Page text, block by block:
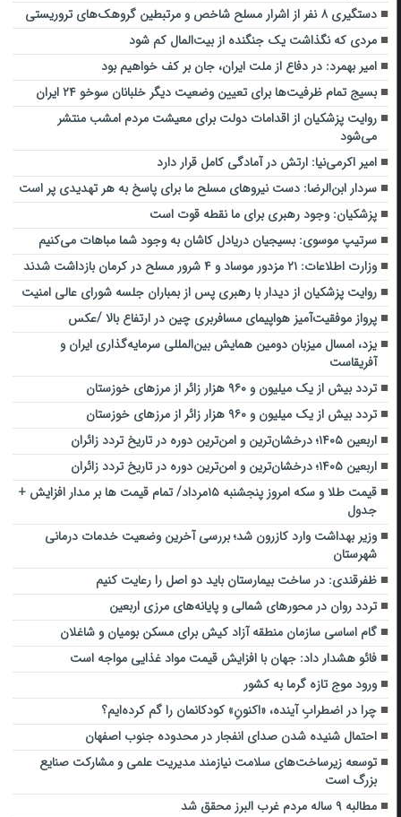
دستگیری ۸ نفر از اشرار مسلح شاخص و مرتبطین گروهک‌های تروریستی
مردی که نگذاشت یک جنگنده از بیت‌المال کم شود
امیر بهمرد: در دفاع از ملت ایران، جان بر کف خواهیم بود
بسیج تمام ظرفیت‌ها برای تعیین وضعیت دیگر خلبانان سوخو ۲۴ ایران
روایت پزشکیان از اقدامات دولت برای معیشت مردم امشب منتشر
می‌شود
امیر اکرمی‌نیا: ارتش در آمادگی کامل قرار دارد
سردار ابن‌الرضا: دست نیروهای مسلح ما برای پاسخ به هر تهدیدی پر است
پزشکیان: وجود رهبری برای ما نقطه قوت است
سرتیپ موسوی: بسیجیان دریادل کاشان به وجود شما مباهات می‌کنیم
وزارت اطلاعات: ۲۱ مزدور موساد و ۴ شرور مسلح در کرمان بازداشت شدند
روایت پزشکیان از دیدار با رهبری پس از بمباران جلسه شورای عالی امنیت
پرواز موفقیت‌آمیز هواپیمای مسافربری چین در ارتفاع بالا /عکس
یزد، امسال میزبان دومین همایش بین‌المللی سرمایه‌گذاری ایران و
آفریقاست
تردد بیش از یک میلیون و ۹۶۰ هزار زائر از مرزهای خوزستان
تردد بیش از یک میلیون و ۹۶۰ هزار زائر از مرزهای خوزستان
اربعین ۱۴۰۵؛ درخشان‌ترین و امن‌ترین دوره در تاریخ تردد زائران
اربعین ۱۴۰۵؛ درخشان‌ترین و امن‌ترین دوره در تاریخ تردد زائران
قیمت طلا و سکه امروز پنجشنبه ۱۵مرداد/ تمام قیمت ها بر مدار افزایش +
جدول
وزیر بهداشت وارد کازرون شد؛ بررسی آخرین وضعیت خدمات درمانی
شهرستان
ظفرقندی: در ساخت بیمارستان باید دو اصل را رعایت کنیم
تردد روان در محورهای شمالی و پایانه‌های مرزی اربعین
گام اساسی سازمان منطقه آزاد کیش برای مسکن بومیان و شاغلان
فائو هشدار داد: جهان با افزایش قیمت مواد غذایی مواجه است
ورود موج تازه گرما به کشور
چرا در اضطرابِ آینده، «اکنونِ» کودکانمان را گم کرده‌ایم؟
احتمال شنیده شدن صدای انفجار در محدوده جنوب اصفهان
توسعه زیرساخت‌های سلامت نیازمند مدیریت علمی و مشارکت صنایع
بزرگ است
مطالبه ۹ ساله مردم غرب البرز محقق شد